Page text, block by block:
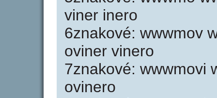
viner inero
6znakové: wwwmov
oviner vinero
7znakové: wwwmovi
ovinero